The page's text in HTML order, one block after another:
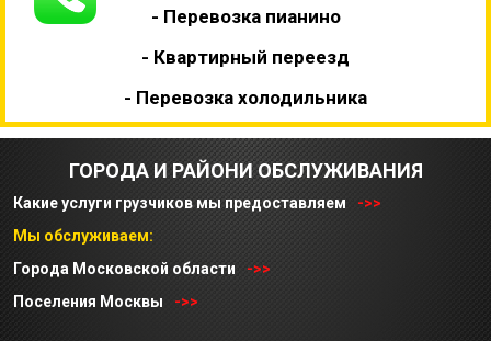
- Перевозка пианино
- Квартирный переезд
- Перевозка холодильника
ГОРОДА И РАЙОНИ ОБСЛУЖИВАНИЯ
Какие услуги грузчиков мы предоставляем
->>
Мы обслуживаем:
Города Московской области
->>
Поселения Москвы
->>